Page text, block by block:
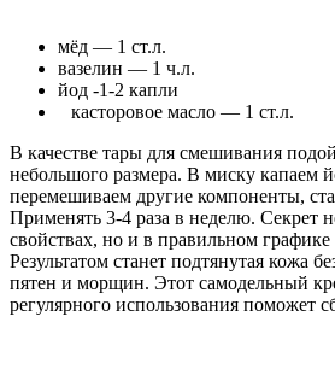
мёд — 1 ст.л.
вазелин — 1 ч.л.
йод -1-2 капли
касторовое масло — 1 ст.л.
В качестве тары для смешивания
небольшого размера. В миску капаем
перемешиваем другие компоненты,
Применять 3-4 раза в неделю. Секрет
свойствах, но и в правильном графике
Результатом станет подтянутая кожа
пятен и морщин. Этот самодельный
регулярного использования поможет